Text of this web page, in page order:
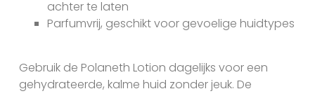
achter te laten
Parfumvrij, geschikt voor gevoelige huidtypes
Gebruik de Polaneth Lotion dagelijks voor een
gehydrateerde, kalme huid zonder jeuk. De